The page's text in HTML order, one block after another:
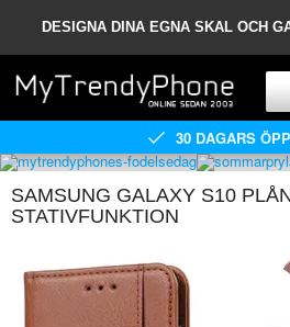
DESIGNA DINA EGNA SKAL OCH
30 DAGARS
SAMSUNG GALAXY S10
STATIVFUNKTION